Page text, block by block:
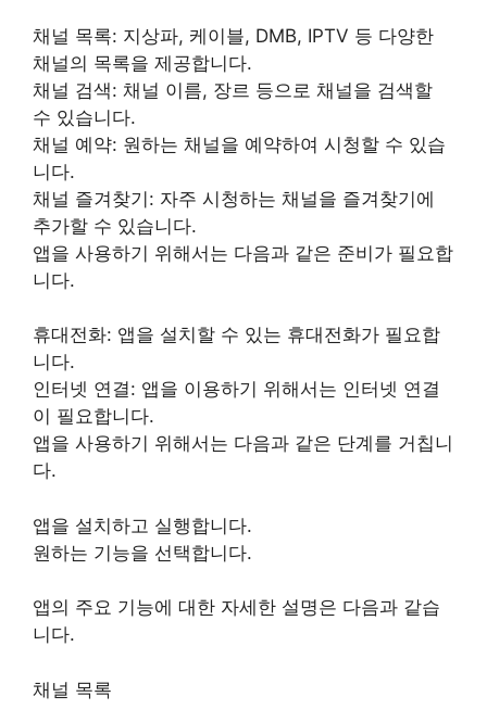
채널 목록: 지상파, 케이블, DMB, IPTV 등 다양한
채널의 목록을 제공합니다.
채널 검색: 채널 이름, 장르 등으로 채널을 검색할
수 있습니다.
채널 예약: 원하는 채널을 예약하여 시청할 수 있습
니다.
채널 즐겨찾기: 자주 시청하는 채널을 즐겨찾기에
추가할 수 있습니다.
앱을 사용하기 위해서는 다음과 같은 준비가 필요합
니다.
휴대전화: 앱을 설치할 수 있는 휴대전화가 필요합
니다.
인터넷 연결: 앱을 이용하기 위해서는 인터넷 연결
이 필요합니다.
앱을 사용하기 위해서는 다음과 같은 단계를 거칩니
다.
앱을 설치하고 실행합니다.
원하는 기능을 선택합니다.
앱의 주요 기능에 대한 자세한 설명은 다음과 같습
니다.
채널 목록